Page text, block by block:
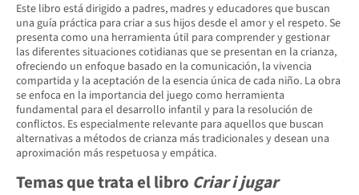
Este libro está dirigido a padres, madres y educadores que buscan
una guía práctica para criar a sus hijos desde el amor y el respeto. Se
presenta como una herramienta útil para comprender y gestionar
las diferentes situaciones cotidianas que se presentan en la crianza,
ofreciendo un enfoque basado en la comunicación, la vivencia
compartida y la aceptación de la esencia única de cada niño. La obra
se enfoca en la importancia del juego como herramienta
fundamental para el desarrollo infantil y para la resolución de
conflictos. Es especialmente relevante para aquellos que buscan
alternativas a métodos de crianza más tradicionales y desean una
aproximación más respetuosa y empática.
Temas que trata el libro Criar i jugar